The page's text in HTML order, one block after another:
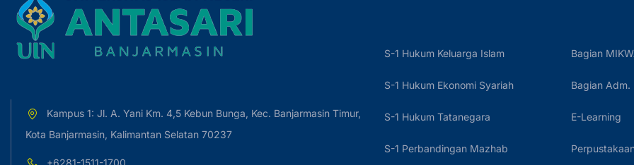
Kampus 1: Jl. A. Yani Km. 4,5 Kebun Bunga, Kec. Banjarmasin Timur,
Kota Banjarmasin, Kalimantan Selatan 70237
+6281-1511-1700
S-1 Hukum Keluarga Islam
S-1 Hukum Ekonomi Syariah
S-1 Hukum Tatanegara
S-1 Perbandingan Mazhab
Bagian
Bagian Adm.
E-Learning